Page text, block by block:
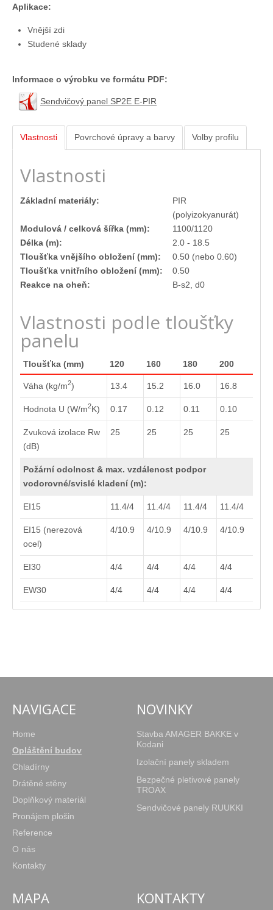
Podporujeme
Kontakty
Napište nám
Aplikace:
Vnější zdi
Studené sklady
Informace o výrobku ve formátu PDF:
Sendvičový panel SP2E E-PIR
Vlastnosti Povrchové úpravy a barvy Volby profilu
Vlastnosti
Základní materiály:
PIR
(polyizokyanurát)
Modulová / celková šířka (mm):
1100/1120
Délka (m):
2.0 - 18.5
Tloušťka vnějšího obložení (mm):
0.50 (nebo 0.60)
Tloušťka vnitřního obložení (mm):
0.50
Reakce na oheň:
B-s2, d0
Vlastnosti podle tloušťky
panelu
Tloušťka (mm) 120 160 180 200
Váha (kg/m2) 13.4 15.2 16.0 16.8
Hodnota U (W/m2K) 0.17 0.12 0.11 0.10
Zvuková izolace Rw
(dB)
25 25 25 25
Požární odolnost & max. vzdálenost podpor
vodorovné/svislé kladení (m):
EI15 11.4/4 11.4/4 11.4/4 11.4/4
EI15 (nerezová
ocel)
4/10.9 4/10.9 4/10.9 4/10.9
EI30 4/4 4/4 4/4 4/4
EW30 4/4 4/4 4/4 4/4
NAVIGACE
Home
Opláštění budov
Chladírny
Drátěné stěny
Doplňkový materiál
Pronájem plošin
Reference
O nás
Kontakty
NOVINKY
Stavba AMAGER BAKKE v
Kodani
Izolační panely skladem
Bezpečné pletivové panely
TROAX
Sendvičové panely RUUKKI
MAPA KONTAKTY